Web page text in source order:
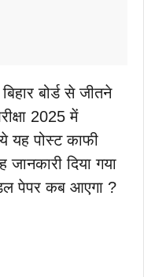
बिहार बोर्ड से जीतने
2025 में
यह पोस्ट काफी
दिया गया
पेपर कब आएगा ?